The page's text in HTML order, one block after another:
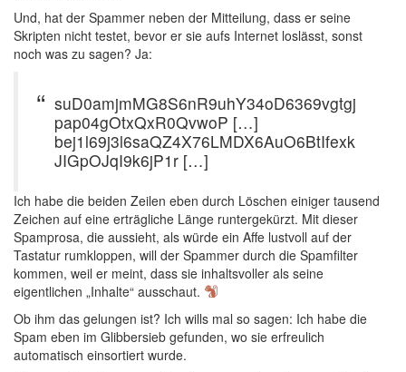
Und, hat der Spammer neben der Mitteilung, dass er seine
Skripten nicht testet, bevor er sie aufs Internet loslässt, sonst
noch was zu sagen? Ja:
suD0amjmMG8S6nR9uhY34oD6369vgtgj
pap04gOtxQxR0QvwoP […]
bej1l69j3l6saQZ4X76LMDX6AuO6BtIfexk
JIGpOJqI9k6jP1r […]
Ich habe die beiden Zeilen eben durch Löschen einiger tausend
Zeichen auf eine erträgliche Länge runtergekürzt. Mit dieser
Spamprosa, die aussieht, als würde ein Affe lustvoll auf der
Tastatur rumkloppen, will der Spammer durch die Spamfilter
kommen, weil er meint, dass sie inhaltsvoller als seine
eigentlichen „Inhalte“ ausschaut.
Ob ihm das gelungen ist? Ich wills mal so sagen: Ich habe die
Spam eben im Glibbersieb gefunden, wo sie erfreulich
automatisch einsortiert wurde.